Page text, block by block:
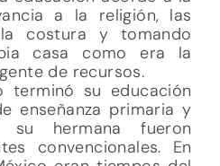
a la religión, las
costura y tomando
casa como era la
de recursos.
terminó su educación
enseñanza primaria y
hermana fueron
convencionales. En